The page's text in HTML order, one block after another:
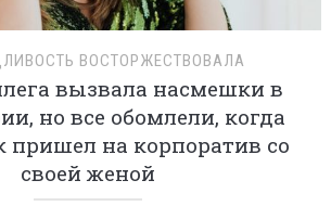
ВОСТОРЖЕСТВОВАЛА
вызвала насмешки в
но все обомлели, когда
пришел на корпоратив со
своей женой